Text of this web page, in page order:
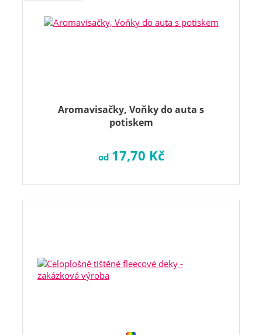
Aromavisačky, Voňky do auta s
potiskem
od 17,70 Kč